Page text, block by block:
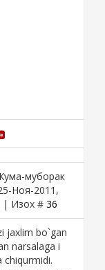
муборак
Ноя-2011,
| Изох # 36
jaxlim bo`gan
narsalaga i
chiqurmidi.